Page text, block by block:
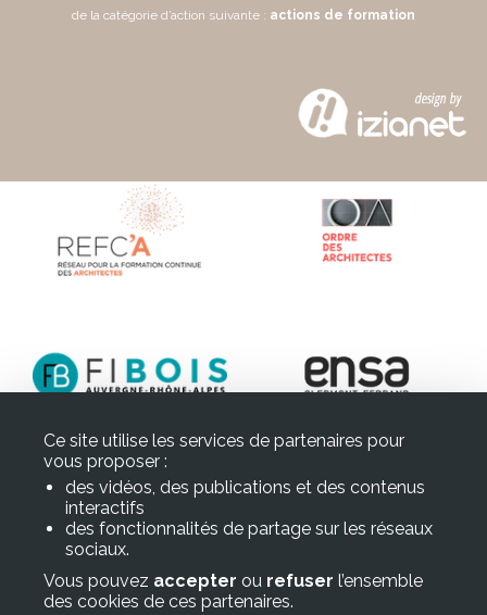
de la catégorie d’action suivante : actions de formation
Ce site utilise les services de partenaires pour
vous proposer :
des vidéos, des publications et des contenus
interactifs
des fonctionnalités de partage sur les réseaux
sociaux.
Vous pouvez accepter ou refuser l’ensemble
des cookies de ces partenaires.